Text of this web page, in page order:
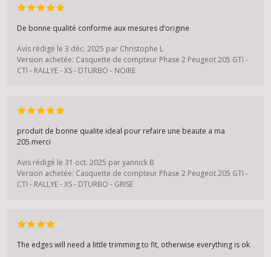
De bonne qualité conforme aux mesures d’origine
Avis rédigé le 3 déc. 2025 par Christophe L
Version achetée: Casquette de compteur Phase 2 Peugeot 205 GTI -
CTI - RALLYE - XS - DTURBO - NOIRE
produit de bonne qualite ideal pour refaire une beaute a ma
205.merci
Avis rédigé le 31 oct. 2025 par yannick B
Version achetée: Casquette de compteur Phase 2 Peugeot 205 GTI -
CTI - RALLYE - XS - DTURBO - GRISE
The edges will need a little trimming to fit, otherwise everything is ok